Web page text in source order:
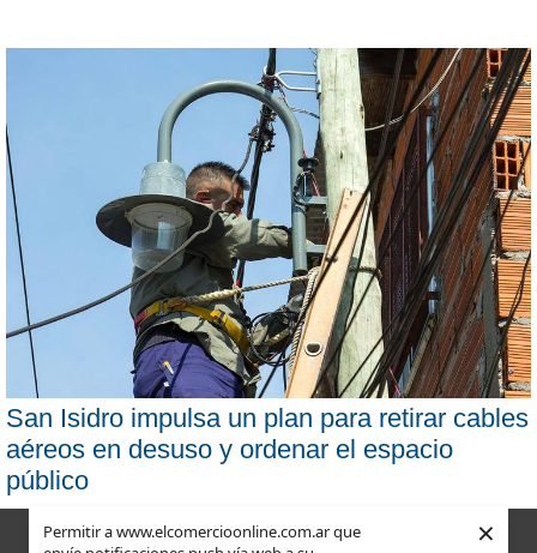
Permitir a www.elcomercioonline.com.ar que
×
San Isidro impulsa un plan para retirar cables
aéreos en desuso y ordenar el espacio
público